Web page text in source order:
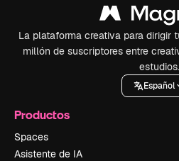
La plataforma creativa para dirigir
millón de suscriptores entre
estudios.
Español
Productos
Spaces
Asistente de IA